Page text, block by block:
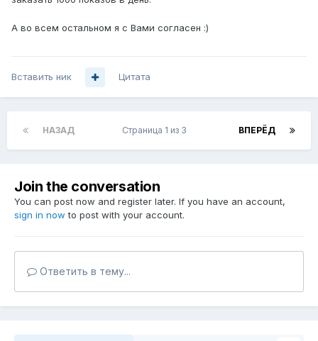
А во всем остальном я с Вами согласен :)
Вставить ник Цитата
НАЗАД ВПЕРЁД
Страница 1 из 3
Join the conversation
You can post now and register later. If you have an account,
sign in now to post with your account.
Ответить в тему...